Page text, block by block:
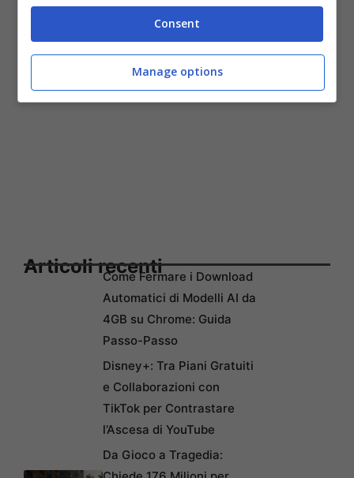
Articoli recentiCome Fermare i Download
Automatici di Modelli AI da
4GB su Chrome: Guida
Passo-Passo
Disney+: Tra Piani Gratuiti
e Collaborazioni con
TikTok per Contrastare
l’Ascesa di YouTube
Da Gioco a Tragedia:
Consent
Manage options